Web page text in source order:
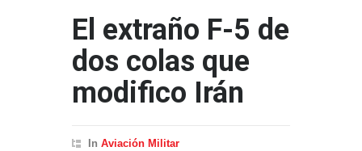
El extraño F-5 de
dos colas que
modifico Irán
In Aviación Militar